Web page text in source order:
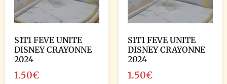
S1T1 FEVE UNITE
DISNEY CRAYONNE
2024
1.50€
S1T1 FEVE UNITE
DISNEY CRAYONNE
2024
1.50€